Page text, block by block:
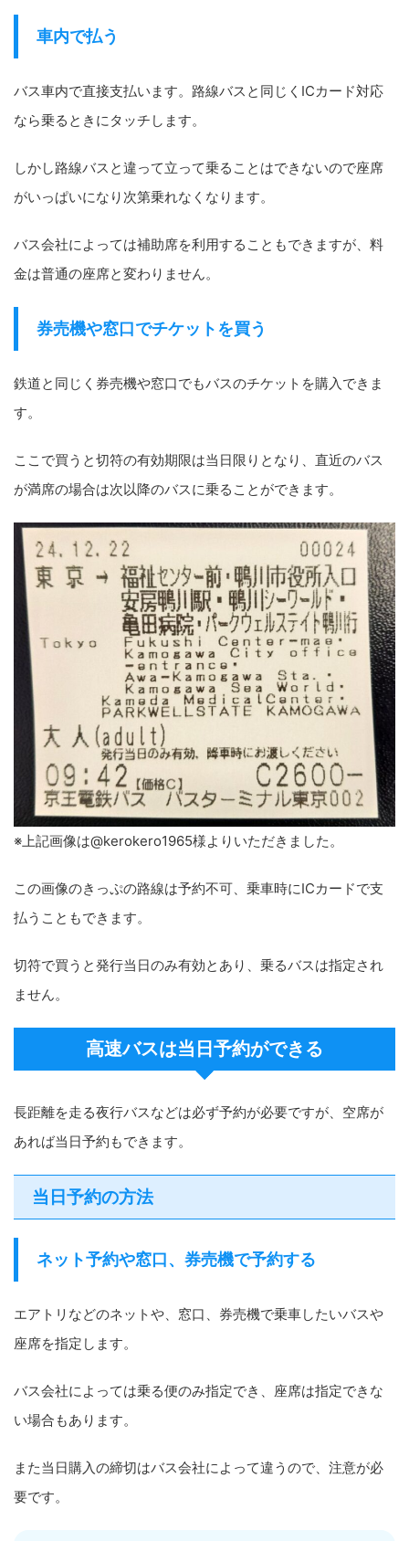
車内で払う
バス車内で直接支払います。路線バスと同じくICカード対応
なら乗るときにタッチします。
しかし路線バスと違って立って乗ることはできないので座席
がいっぱいになり次第乗れなくなります。
バス会社によっては補助席を利用することもできますが、料
金は普通の座席と変わりません。
券売機や窓口でチケットを買う
鉄道と同じく券売機や窓口でもバスのチケットを購入できま
す。
ここで買うと切符の有効期限は当日限りとなり、直近のバス
が満席の場合は次以降のバスに乗ることができます。
※上記画像は@kerokero1965様よりいただきました。
この画像のきっぷの路線は予約不可、乗車時にICカードで支
払うこともできます。
切符で買うと発行当日のみ有効とあり、乗るバスは指定され
ません。
高速バスは当日予約ができる
長距離を走る夜行バスなどは必ず予約が必要ですが、空席が
あれば当日予約もできます。
当日予約の方法
ネット予約や窓口、券売機で予約する
エアトリなどのネットや、窓口、券売機で乗車したいバスや
座席を指定します。
バス会社によっては乗る便のみ指定でき、座席は指定できな
い場合もあります。
また当日購入の締切はバス会社によって違うので、注意が必
要です。